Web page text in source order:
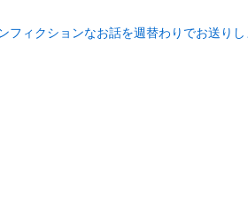
フィクションなお話を週替わりでお送り